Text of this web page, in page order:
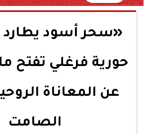
«سحر أسود يطارد
حورية فرغلي تفتح
عن المعاناة
الصامت